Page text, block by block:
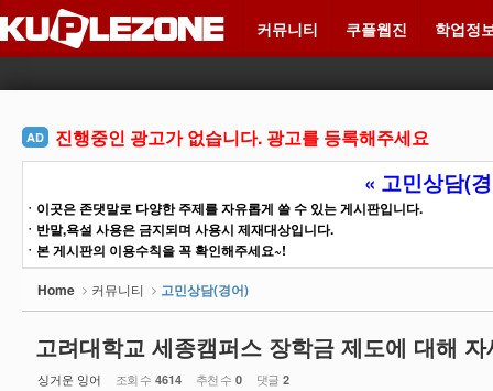
커뮤니티 쿠플웹진 학업정
AD 진행중인 광고가 없습니다. 광고를 등록해주세요
« 고민상담(
ㆍ이곳은 존댓말로 다양한 주제를 자유롭게 쓸 수 있는 게시판입니다.
ㆍ반말,욕설 사용은 금지되며 사용시 제재대상입니다.
ㆍ본 게시판의 이용수칙을 꼭 확인해주세요~!
Home
커뮤니티 고민상담(경어)
고려대학교 세종캠퍼스 장학금 제도에 대해
싱거운 잉어 조회 수 4614 추천 수 0 댓글 2